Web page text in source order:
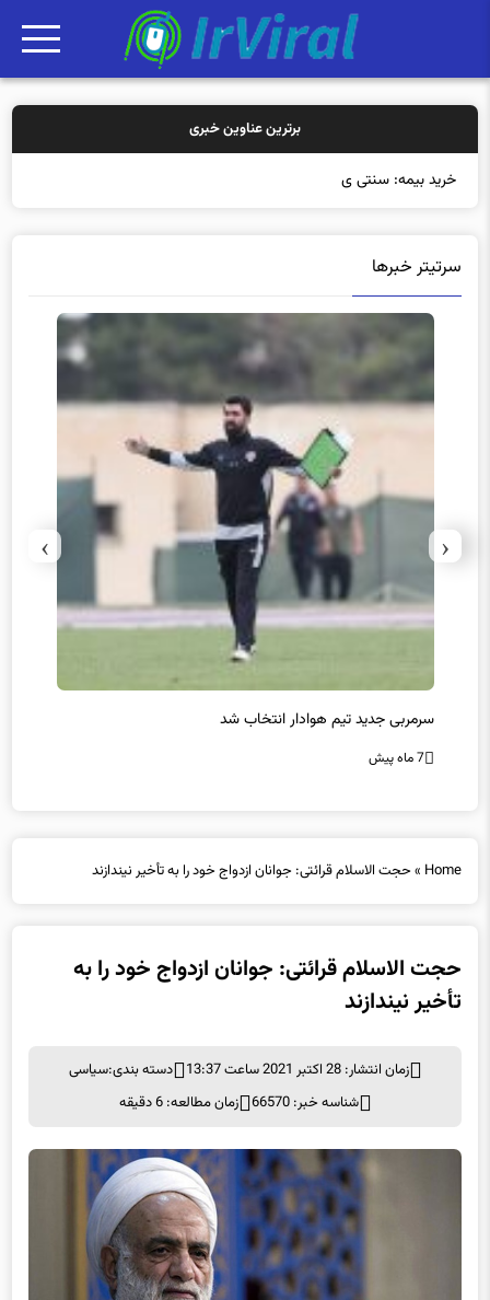
برترین عناوین خبری
خرید بیمه: سنتی یا آنلاین؟ کد
سرتیتر خبرها
سرمربی جدید تیم هوادار انتخاب شد
7 ماه پیش
‹
›
Home
»حجت الاسلام قرائتی: جوانان ازدواج خود را به تأخیر نیندازند
حجت الاسلام قرائتی: جوانان ازدواج خود را به
تأخیر نیندازند
زمان انتشار: 28 اکتبر 2021 ساعت 13:37 دسته بندی:سیاسی
شناسه خبر: 66570
زمان مطالعه: 6 دقیقه